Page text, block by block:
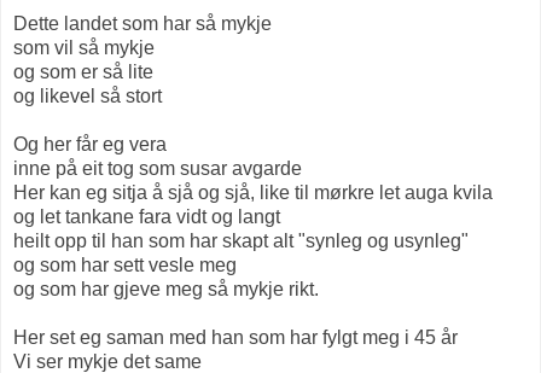
Dette landet som har så mykje
som vil så mykje
og som er så lite
og likevel så stort
Og her får eg vera
inne på eit tog som susar avgarde
Her kan eg sitja å sjå og sjå, like til mørkre let auga kvila
og let tankane fara vidt og langt
heilt opp til han som har skapt alt "synleg og usynleg"
og som har sett vesle meg
og som har gjeve meg så mykje rikt.
Her set eg saman med han som har fylgt meg i 45 år
Vi ser mykje det same